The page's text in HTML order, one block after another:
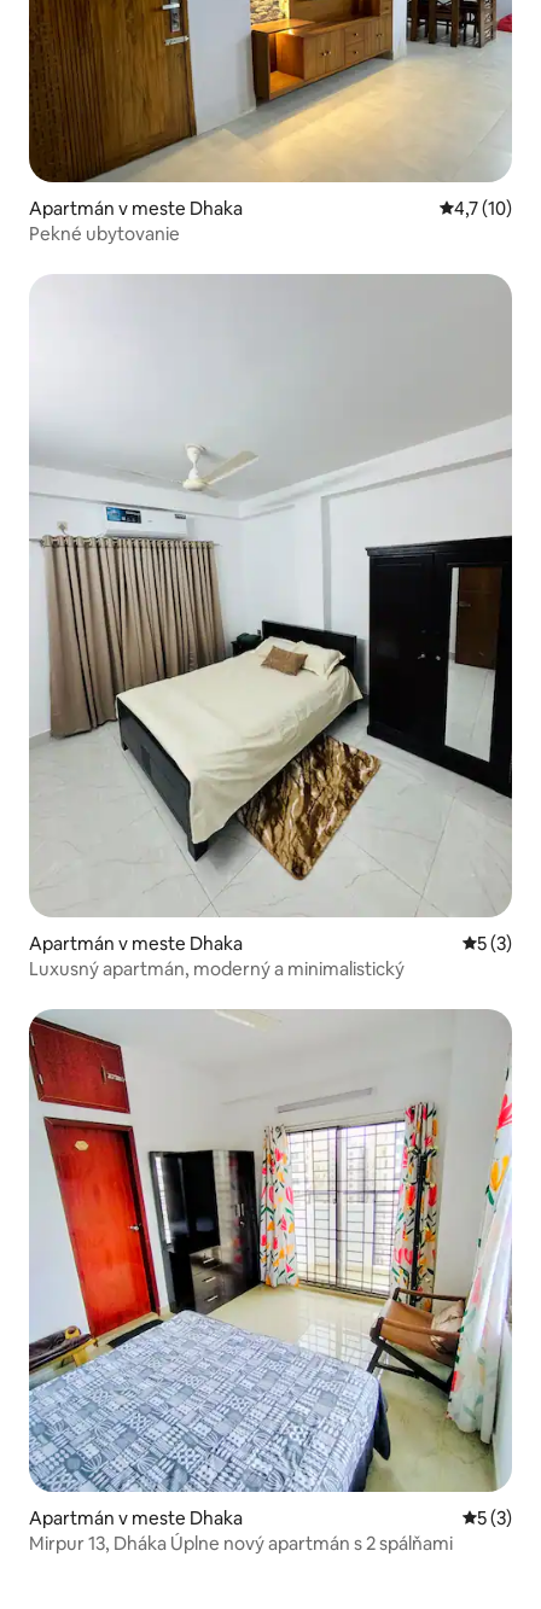
Apartmán v meste Dhaka Priemerné
4,7 (10)
Pekné ubytovanie
Apartmán v meste Dhaka
5 (3)
Luxusný apartmán, moderný a minimalistický
Apartmán v meste Dhaka
5 (3)
Mirpur 13, Dháka Úplne nový apartmán s 2 spálňami